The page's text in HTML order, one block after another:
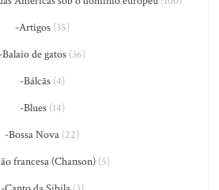
-Artigos(35)
-Balaio de gatos (36)
-Bálcãs(4)
-Blues(14)
-Bossa Nova (22)
francesa (Chanson)(5)